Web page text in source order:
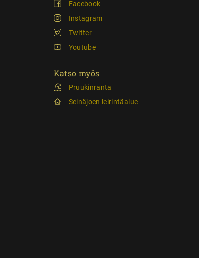
Facebook
Instagram
Twitter
Youtube
Katso myös
Pruukinranta
Seinäjoen leirintäalue